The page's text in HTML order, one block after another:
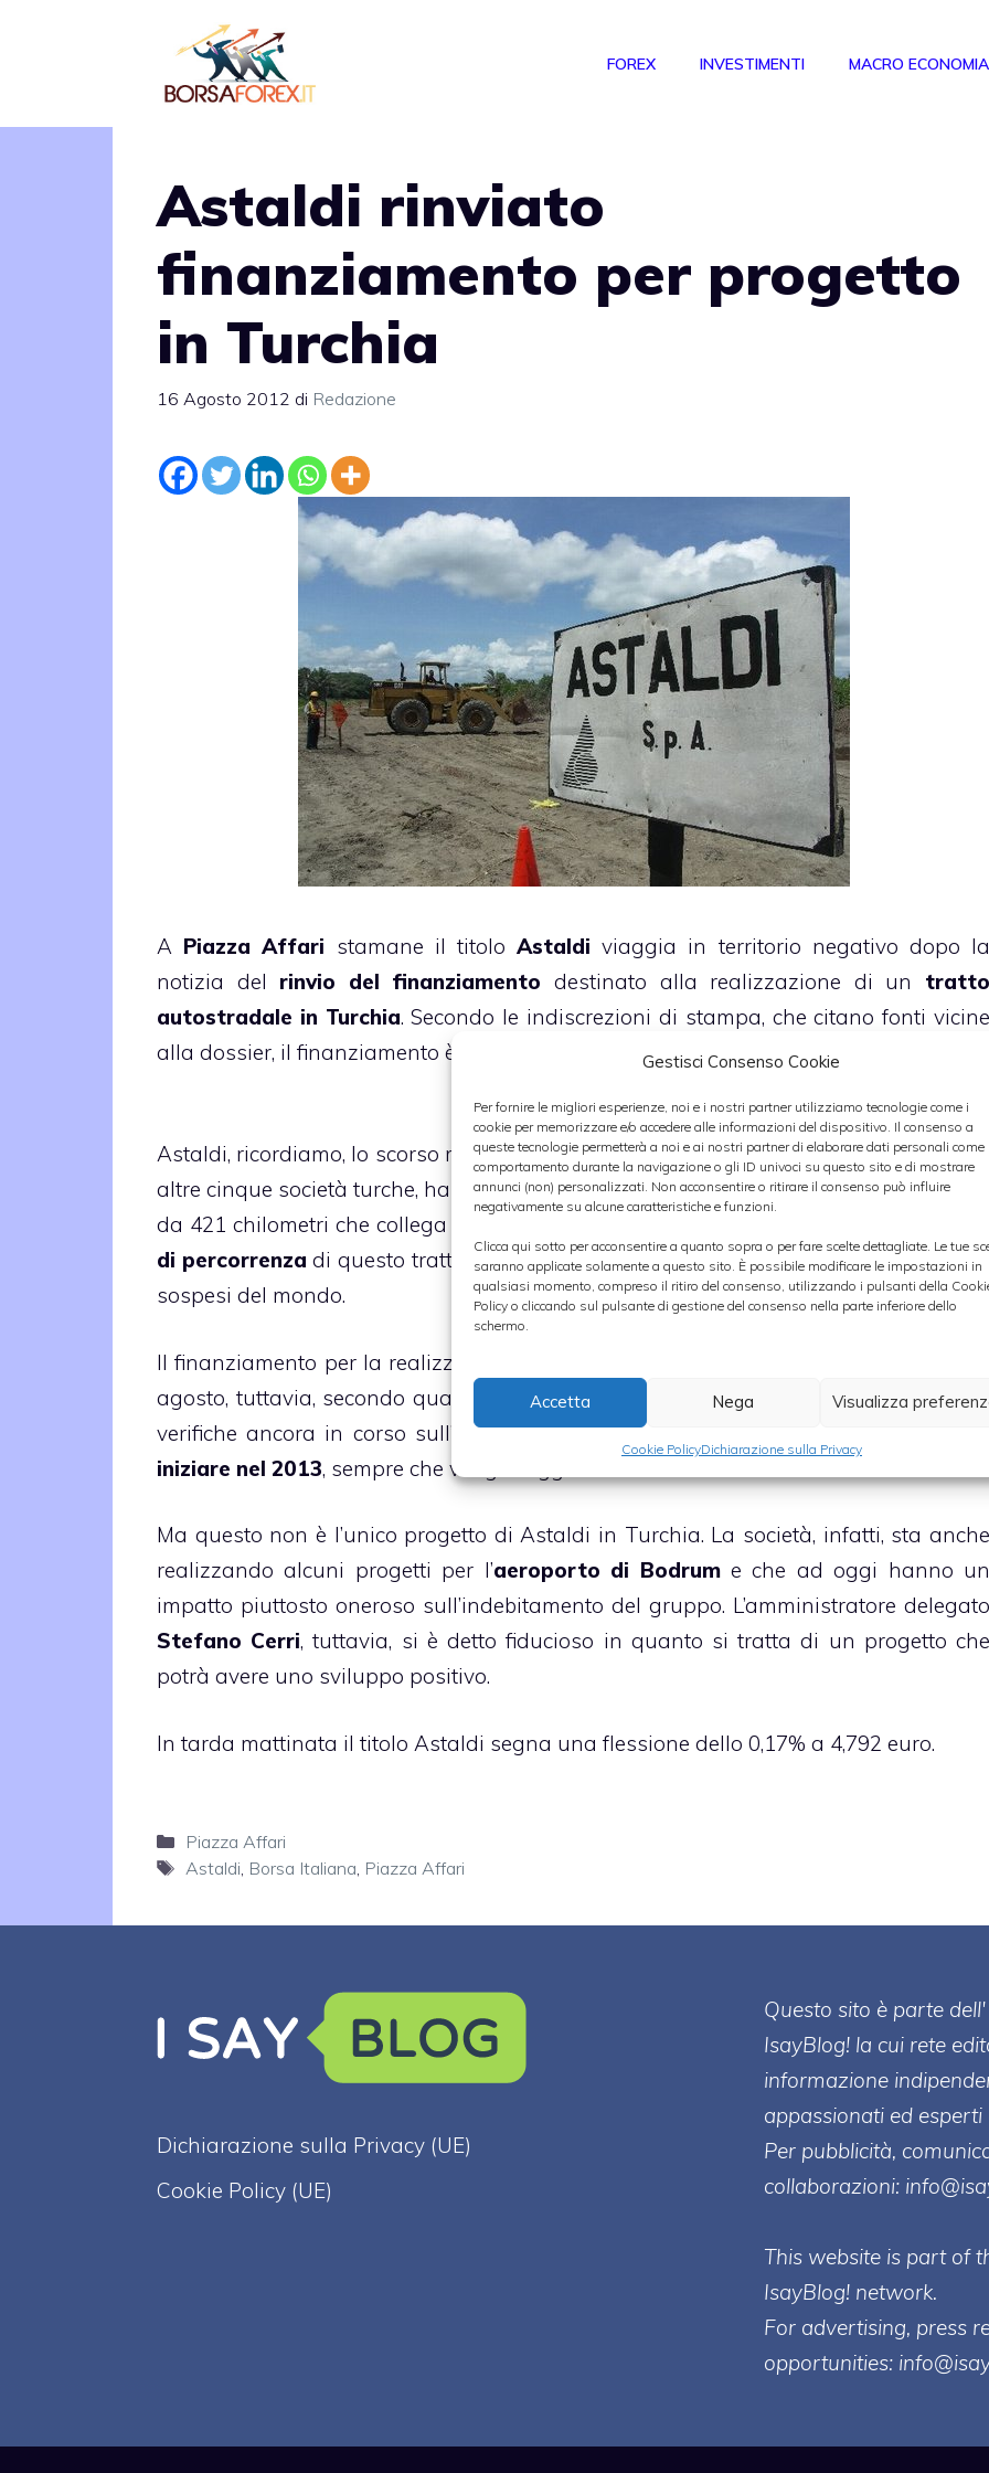
Gestisci Consenso Cookie
Per fornire le migliori esperienze, noi e i nostri partner utilizziamo tecnologie come i
cookie per memorizzare e/o accedere alle informazioni del dispositivo. Il consenso a
queste tecnologie permetterà a noi e ai nostri partner di elaborare dati personali come
comportamento durante la navigazione o gli ID univoci su questo sito e di mostrare
annunci (non) personalizzati. Non acconsentire o ritirare il consenso può influire
negativamente su alcune caratteristiche e funzioni.
Clicca qui sotto per acconsentire a quanto sopra o per fare scelte dettagliate. Le tue
saranno applicate solamente a questo sito. È possibile modificare le impostazioni in
qualsiasi momento, compreso il ritiro del consenso, utilizzando i pulsanti della
Policy o cliccando sul pulsante di gestione del consenso nella parte inferiore dello
schermo.
Accetta Nega Visualizza
Cookie PolicyDichiarazione sulla Privacy
FOREX INVESTIMENTI MACRO ECONOMIA
Astaldi rinviato
finanziamento per progetto
in Turchia
16 Agosto 2012 di Redazione
A Piazza Affari stamane il titoloAstaldi viaggia in territorio negativo dopo
notizia del rinvio del finanziamento destinato alla realizzazione di un
autostradale in Turchia. Secondo le indiscrezioni di stampa, che citano fonti
alla dossier, il finanziamento è stato sospeso almeno fino a novembre.
Astaldi, ricordiamo, lo scorso maggio, nell’ambito di un consorzio formato insieme ad
altre cinque società turche, ha vinto la gara per la costruzione del tratto autostradale
da 421 chilometri che collega Gebze a Izmir. Lo scopo è quello di
di percorrenza di questo tratto attraverso la costruzione di uno dei più grandi
sospesi del mondo.
Il finanziamento per la realizzazione del tratto autostradale era atteso per la fine di
agosto, tuttavia, secondo quanto riferiscono le fonti, è stato rimandato per via delle
verifiche ancora in corso sull’impatto ambientale del progetto. I lavori
iniziare nel 2013, sempre che venga raggiunto un accordo sul finanziamento.
Ma questo non è l’unico progetto di Astaldi in Turchia. La società, infatti, sta anche
realizzando alcuni progetti per l’aeroporto di Bodrume che ad oggi hanno
impatto piuttosto oneroso sull’indebitamento del gruppo. L’amministratore delegato
Stefano Cerri, tuttavia, si è detto fiducioso in quanto si tratta di un progetto
potrà avere uno sviluppo positivo.
In tarda mattinata il titolo Astaldi segna una flessione dello 0,17% a 4,792 euro.
Categorie
Piazza Affari
Tag
Astaldi Borsa Italiana Piazza Affari
Dichiarazione sulla Privacy (UE)
Cookie Policy (UE)
Questo sito è parte
IsayBlog! la cui rete
informazione
appassionati ed esperti
Per pubblicità,
collaborazioni:
This website is part of
IsayBlog! network.
For advertising, press
opportunities: